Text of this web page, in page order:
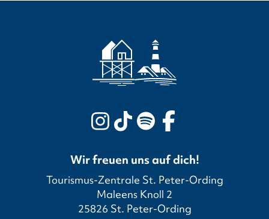
Wir freuen uns auf dich!
Tourismus-Zentrale St. Peter-Ording
Maleens Knoll 2
25826 St. Peter-Ording